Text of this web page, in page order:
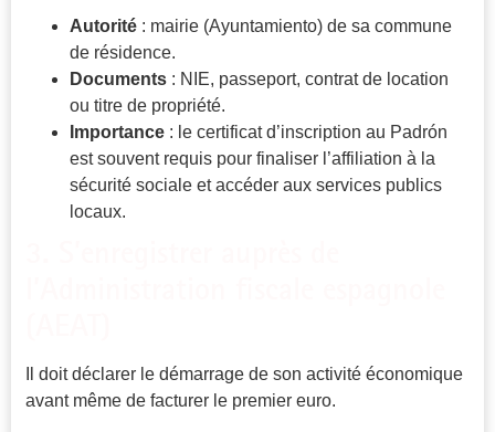
Autorité: mairie (Ayuntamiento) de sa commune
de résidence.
Documents : NIE, passeport, contrat de location
ou titre de propriété.
Importance : le certificat d’inscription au Padrón
est souvent requis pour finaliser l’affiliation à la
sécurité sociale et accéder aux services publics
locaux.
Il doit déclarer le démarrage de son activité économique
avant même de facturer le premier euro.